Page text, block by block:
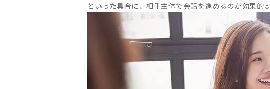
といった具合に、相手主体で会話を進めるのが効果的🌷